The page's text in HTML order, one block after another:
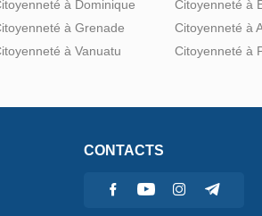
à Dominique
à Grenade
à Vanuatu
Citoyenneté à
Citoyenneté à
Citoyenneté à
CONTACTS